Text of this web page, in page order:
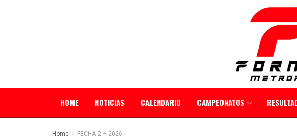
HOME NOTICIAS CALENDARIO CAMPEONATOS
Home FECHA 2 – 2026